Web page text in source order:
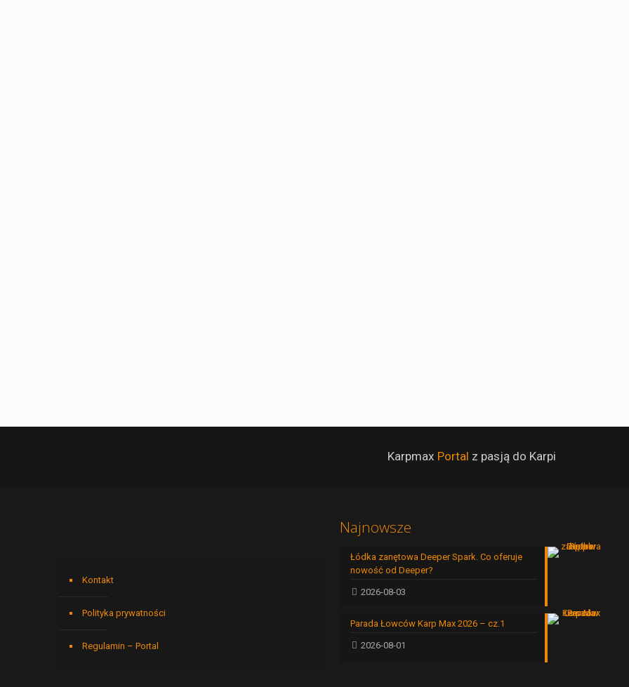
Karpmax Portal z pasją do Karpi
Kontakt
Polityka prywatności
Regulamin – Portal
Najnowsze
Łódka zanętowa Deeper Spark. Co oferuje
nowość od Deeper?
2026-08-03
Parada Łowców Karp Max 2026 – cz.1
2026-08-01